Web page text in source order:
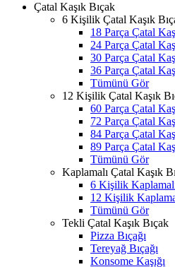
Çatal Kaşık Bıçak
6 Kişilik Çatal Kaşık
18 Parça Çatal
24 Parça Çatal
30 Parça Çatal
36 Parça Çatal
Tümünü Gör
12 Kişilik Çatal Kaşık
60 Parça Çatal
72 Parça Çatal
84 Parça Çatal
89 Parça Çatal
Tümünü Gör
Kaplamalı Çatal Kaşık
6 Kişilik
12 Kişilik
Tümünü Gör
Tekli Çatal Kaşık Bıçak
Pizza Bıçağı
Tereyağ Bıçağı
Konsome Kaşığı